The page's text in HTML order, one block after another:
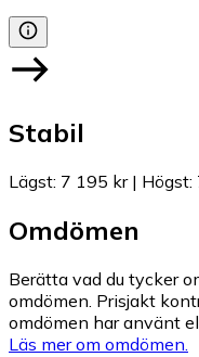
Stabil
Lägst: 7 195 kr| Högst:
Omdömen
Berätta vad du tycker
omdömen. Prisjakt
omdömen har använt
Läs mer om omdömen.